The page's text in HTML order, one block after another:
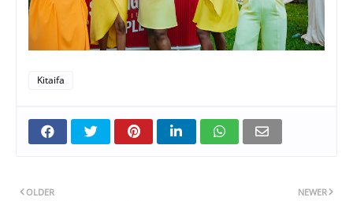
Kitaifa
NEWER
OLDER